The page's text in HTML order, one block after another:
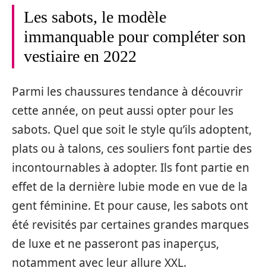
Les sabots, le modèle
immanquable pour compléter son
vestiaire en 2022
Parmi les chaussures tendance à découvrir
cette année, on peut aussi opter pour les
sabots. Quel que soit le style qu’ils adoptent,
plats ou à talons, ces souliers font partie des
incontournables à adopter. Ils font partie en
effet de la dernière lubie mode en vue de la
gent féminine. Et pour cause, les sabots ont
été revisités par certaines grandes marques
de luxe et ne passeront pas inaperçus,
notamment avec leur allure XXL.